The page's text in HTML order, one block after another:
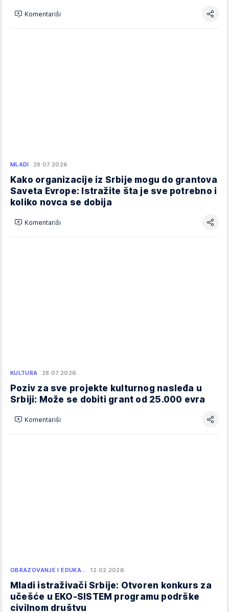
Komentariši
MLADI 28.07.2026.
Kako organizacije iz Srbije mogu do grantova
Saveta Evrope: Istražite šta je sve potrebno i
koliko novca se dobija
Komentariši
KULTURA 28.07.2026.
Poziv za sve projekte kulturnog nasleđa u
Srbiji: Može se dobiti grant od 25.000 evra
Komentariši
OBRAZOVANJE I EDUKA… 12.02.2026.
Mladi istraživači Srbije: Otvoren konkurs za
učešće u EKO-SISTEM programu podrške
civilnom društvu